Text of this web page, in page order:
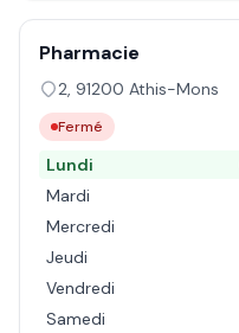
Pharmacie
2, 91200 Athis-Mons
Fermé
Lundi
Mardi
Mercredi
Jeudi
Vendredi
Samedi